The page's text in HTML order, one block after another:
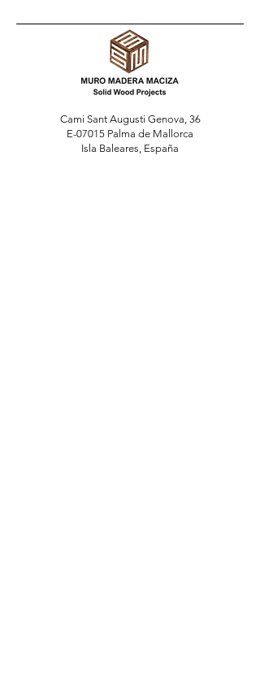
Cami Sant Augusti Genova, 36
E-07015 Palma de Mallorca
Isla Baleares, España